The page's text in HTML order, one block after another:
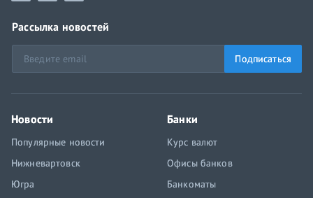
Рассылка новостей
Подписаться
Новости
Популярные новости
Нижневартовск
Югра
Банки
Курс валют
Офисы банков
Банкоматы